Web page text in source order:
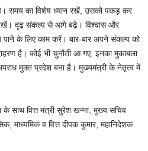
समय का विशेष ध्यान रखें, उसको पकड़ कर
दृढ़ संकल्प से आगे बढ़े। विश्वास और
पाने के लिए काम करें। बार-बार अपने संकल्प को
है। कोई भी चुनौती आ गए, इनका मुकाबला
मुक्त प्रदेश बना है। मुख्यमंत्री के नेतृत्व में
के साथ वित्त मंत्री सुरेश खन्ना, मुख्य सचिव
माध्यमिक व वित्त दीपक कुमार, महानिदेशक